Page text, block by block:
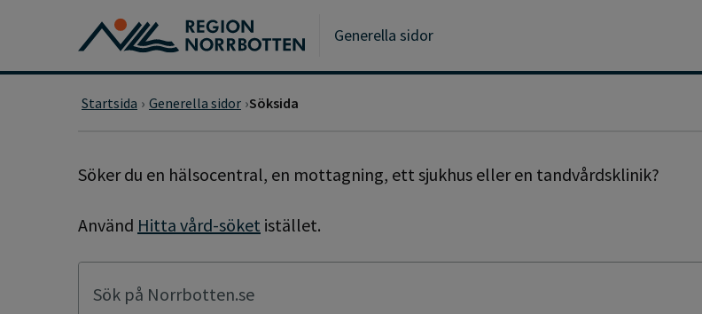
Gå till huvudmeny
Gå till övergripande innehåll
Generella sidor
Startsida Generella sidor Söksida
SÖKSIDA
Söker du en hälsocentral, en mottagning, ett sjukhus eller en tandvårdsklinik?
Använd Hitta vård-söket istället.
Sök på Norrbotten.se